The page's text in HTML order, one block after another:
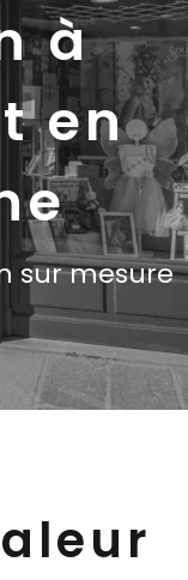
à
en
sur mesure